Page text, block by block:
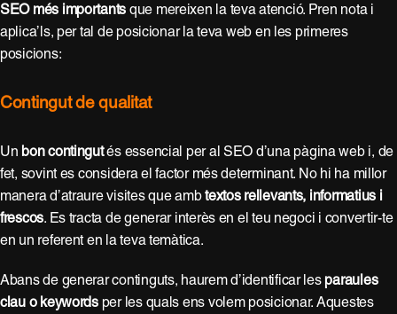
SEO més importants que mereixen la teva atenció. Pren nota i
aplica’ls, per tal de posicionar la teva web en les primeres
posicions:
Contingut de qualitat
Un bon contingutés essencial per al SEO d’una pàgina web i, de
fet, sovint es considera el factor més determinant. No hi ha millor
manera d’atraure visites que ambtextos rellevants, informatius i
frescos. Es tracta de generar interès en el teu negoci i convertir-te
en un referent en la teva temàtica.
Abans de generar continguts, haurem d’identificar les paraules
clau o keywordsper les quals ens volem posicionar. Aquestes